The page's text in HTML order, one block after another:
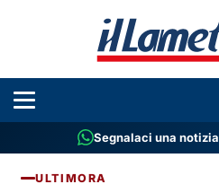
Segnalaci una notizia
ULTIMORA